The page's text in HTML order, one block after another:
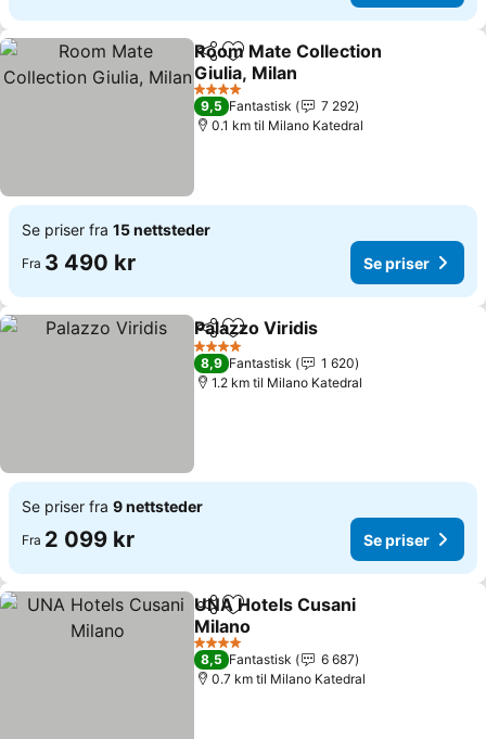
Del Legg til i favoritter
Room Mate Collection
Giulia, Milan
Se priser
4 Stjerner
9,5 Fantastisk
7 292
0.1 km til Milano Katedral
Se priser fra 15 nettsteder
Fra 3 490 kr Se priser
Del Legg til i favoritter
Palazzo Viridis
4 Stjerner
8,9 Fantastisk
1 620
1.2 km til Milano Katedral
Se priser fra 9 nettsteder
Fra 2 099 kr Se priser
Del Legg til i favoritter
UNA Hotels Cusani
Milano
Se priser
4 Stjerner
8,5 Fantastisk
6 687
0.7 km til Milano Katedral